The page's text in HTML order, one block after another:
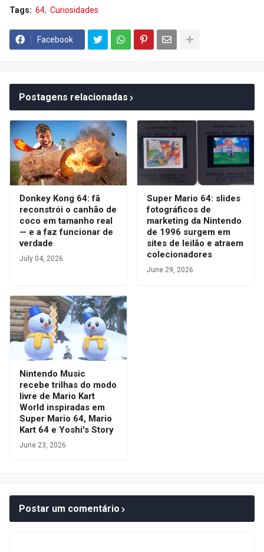
Tags: 64 Curiosidades
Facebook
Postagens relacionadas
Donkey Kong 64: fã
reconstrói o canhão de
coco em tamanho real
— e a faz funcionar de
verdade
July 04, 2026
Super Mario 64: slides
fotográficos de
marketing da Nintendo
de 1996 surgem em
sites de leilão e atraem
colecionadores
June 29, 2026
Nintendo Music
recebe trilhas do modo
livre de Mario Kart
World inspiradas em
Super Mario 64, Mario
Kart 64 e Yoshi's Story
June 23, 2026
Postar um comentário